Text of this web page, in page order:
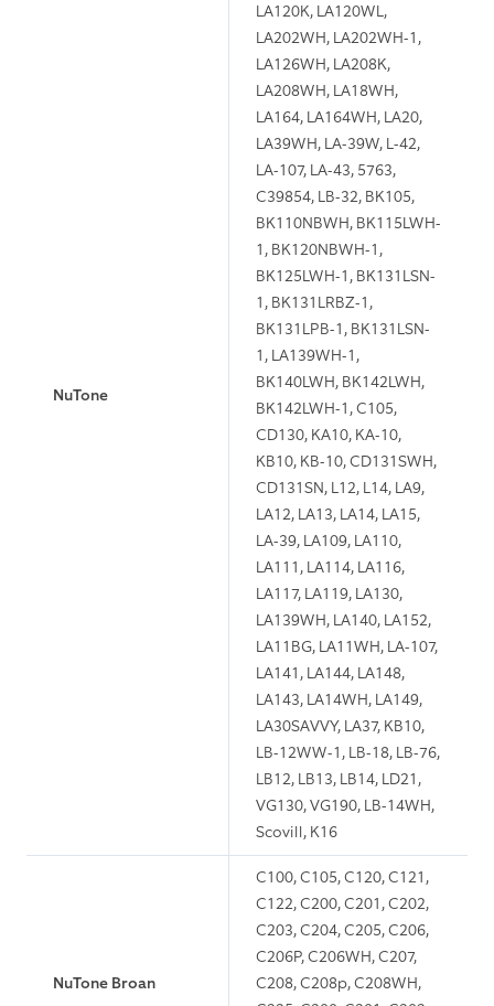
NuTone
LA120K, LA120WL,
LA202WH, LA202WH-1,
LA126WH, LA208K,
LA208WH, LA18WH,
LA164, LA164WH, LA20,
LA39WH, LA-39W, L-42,
LA-107, LA-43, 5763,
C39854, LB-32, BK105,
BK110NBWH, BK115LWH-
1, BK120NBWH-1,
BK125LWH-1, BK131LSN-
1, BK131LRBZ-1,
BK131LPB-1, BK131LSN-
1, LA139WH-1,
BK140LWH, BK142LWH,
BK142LWH-1, C105,
CD130, KA10, KA-10,
KB10, KB-10, CD131SWH,
CD131SN, L12, L14, LA9,
LA12, LA13, LA14, LA15,
LA-39, LA109, LA110,
LA111, LA114, LA116,
LA117, LA119, LA130,
LA139WH, LA140, LA152,
LA11BG, LA11WH, LA-107,
LA141, LA144, LA148,
LA143, LA14WH, LA149,
LA30SAVVY, LA37, KB10,
LB-12WW-1, LB-18, LB-76,
LB12, LB13, LB14, LD21,
VG130, VG190, LB-14WH,
Scovill, K16
NuTone Broan
C100, C105, C120, C121,
C122, C200, C201, C202,
C203, C204, C205, C206,
C206P, C206WH, C207,
C208, C208p, C208WH,